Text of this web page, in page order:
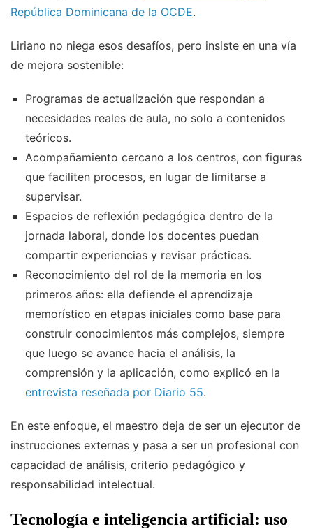
República Dominicana de la OCDE.
Liriano no niega esos desafíos, pero insiste en una vía
de mejora sostenible:
Programas de actualización que respondan a
necesidades reales de aula, no solo a contenidos
teóricos.
Acompañamiento cercano a los centros, con figuras
que faciliten procesos, en lugar de limitarse a
supervisar.
Espacios de reflexión pedagógica dentro de la
jornada laboral, donde los docentes puedan
compartir experiencias y revisar prácticas.
Reconocimiento del rol de la memoria en los
primeros años: ella defiende el aprendizaje
memorístico en etapas iniciales como base para
construir conocimientos más complejos, siempre
que luego se avance hacia el análisis, la
comprensión y la aplicación, como explicó en la
entrevista reseñada por Diario 55.
En este enfoque, el maestro deja de ser un ejecutor de
instrucciones externas y pasa a ser un profesional con
capacidad de análisis, criterio pedagógico y
responsabilidad intelectual.
Tecnología e inteligencia artificial: uso